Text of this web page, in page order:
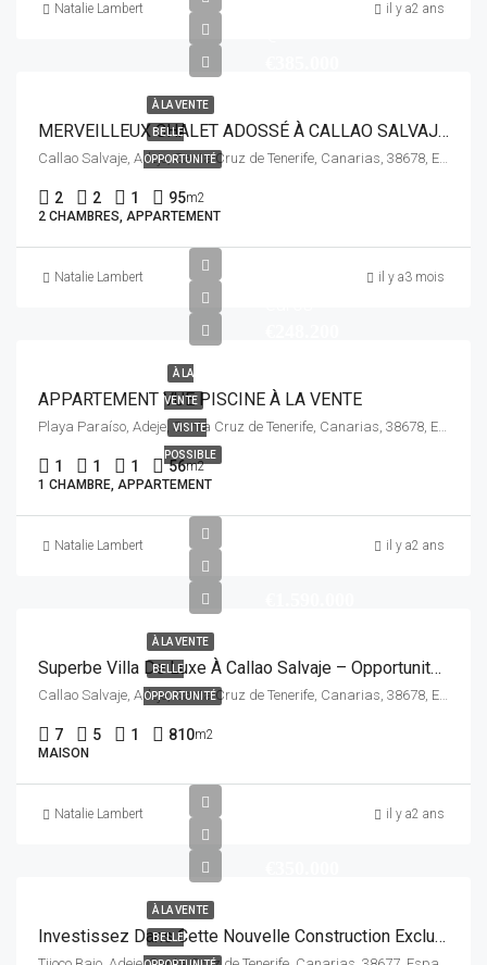
Natalie Lambert il y a2 ans
À LA VENTE
BELLE
OPPORTUNITÉ
MERVEILLEUX CHALET ADOSSÉ À CALLAO SALVAJE ADEJE
Callao Salvaje, Adeje, Santa Cruz de Tenerife, Canarias, 38678, España
2 2 1 95m2
2 CHAMBRES, APPARTEMENT
Natalie Lambert il y a3 mois
À LA
VENTE
VISITE
POSSIBLE
APPARTEMENT VUE PISCINE À LA VENTE
Playa Paraíso, Adeje, Santa Cruz de Tenerife, Canarias, 38678, España
1 1 1 56m2
1 CHAMBRE, APPARTEMENT
Natalie Lambert il y a2 ans
À LA VENTE
BELLE
OPPORTUNITÉ
Superbe Villa De Luxe À Callao Salvaje – Opportunité Exclusive!
Callao Salvaje, Adeje, Santa Cruz de Tenerife, Canarias, 38678, España
7 5 1 810m2
MAISON
Natalie Lambert il y a2 ans
À LA VENTE
BELLE Investissez Dans Cette Nouvelle Construction Exclusive À Tijoco Bajo, Adeje